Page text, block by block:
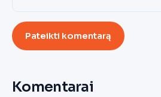
Pateikti komentarą
Komentarai